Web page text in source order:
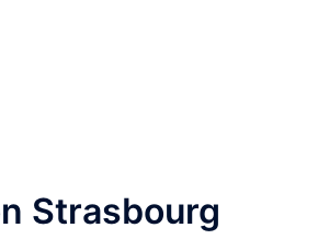
Strasbourg